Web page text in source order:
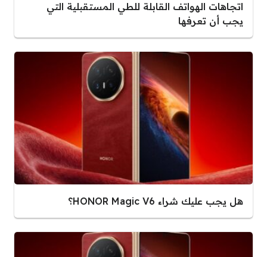
اتجاهات الهواتف القابلة للطي المستقبلية التي
يجب أن تعرفها
هل يجب عليك شراء HONOR Magic V6؟